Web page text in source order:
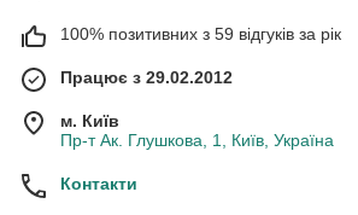
100% позитивних з 59 відгуків за рік
Працює з 29.02.2012
м. Київ
Пр-т Ак. Глушкова, 1, Київ, Україна
Контакти